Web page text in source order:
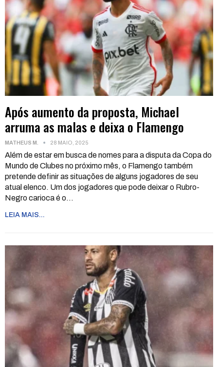
Após aumento da proposta, Michael
arruma as malas e deixa o Flamengo
MATHEUS M. 28 MAIO, 2025
Além de estar em busca de nomes para a disputa da Copa do
Mundo de Clubes no próximo mês, o Flamengo também
pretende definir as situações de alguns jogadores de seu
atual elenco. Um dos jogadores que pode deixar o Rubro-
Negro carioca é o…
LEIA MAIS...